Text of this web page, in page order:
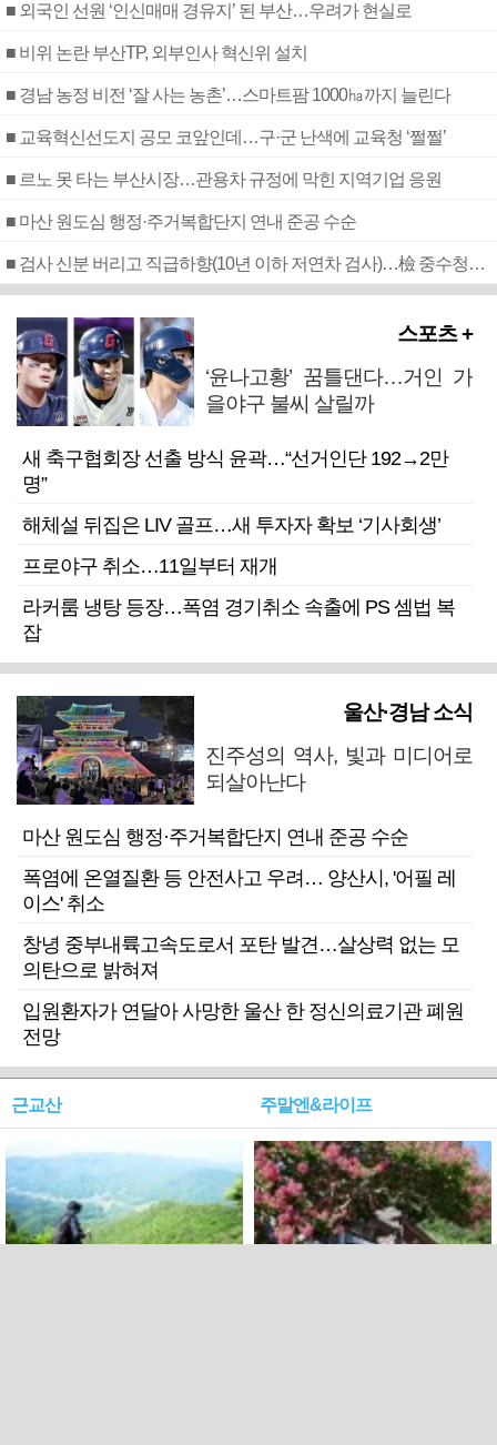
■ 외국인 선원 ‘인신매매 경유지’ 된 부산…우려가 현실로
■ 비위 논란 부산TP, 외부인사 혁신위 설치
■ 경남 농정 비전 ‘잘 사는 농촌’…스마트팜 1000㏊까지 늘린다
■ 교육혁신선도지 공모 코앞인데…구·군 난색에 교육청 ‘쩔쩔’
■ 르노 못 타는 부산시장…관용차 규정에 막힌 지역기업 응원
■ 마산 원도심 행정·주거복합단지 연내 준공 수순
■ 검사 신분 버리고 직급하향(10년 이하 저연차 검사)…檢 중수청행 기피
스포츠 +
‘윤나고황’ 꿈틀댄다…거인 가
을야구 불씨 살릴까
새 축구협회장 선출 방식 윤곽…“선거인단 192→2만
명”
해체설 뒤집은 LIV 골프…새 투자자 확보 ‘기사회생’
프로야구 취소…11일부터 재개
라커룸 냉탕 등장…폭염 경기취소 속출에 PS 셈법 복
잡
울산·경남 소식
진주성의 역사, 빛과 미디어로
되살아난다
마산 원도심 행정·주거복합단지 연내 준공 수순
폭염에 온열질환 등 안전사고 우려… 양산시, '어필 레
이스' 취소
창녕 중부내륙고속도로서 포탄 발견…살상력 없는 모
의탄으로 밝혀져
입원환자가 연달아 사망한 울산 한 정신의료기관 폐원
전망
근교산 주말엔&라이프